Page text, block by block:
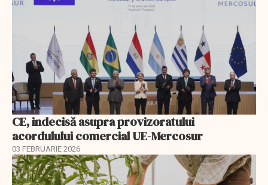
CE, indecisă asupra provizoratului
acordulului comercial UE-Mercosur
03 FEBRUARIE 2026